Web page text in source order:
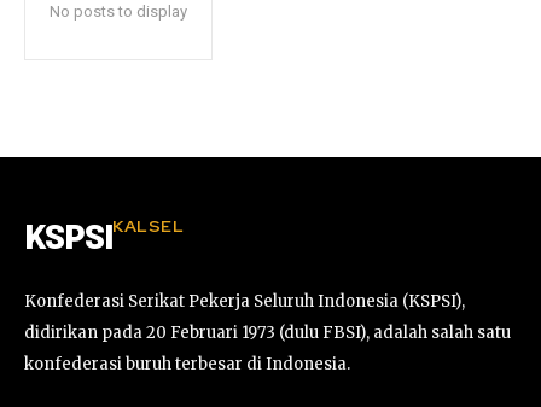
No posts to display
KSPSI KALSEL
Konfederasi Serikat Pekerja Seluruh Indonesia (KSPSI),
didirikan pada 20 Februari 1973 (dulu FBSI), adalah salah satu
konfederasi buruh terbesar di Indonesia.